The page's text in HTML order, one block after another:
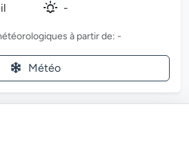
-
à partir de: -
Météo